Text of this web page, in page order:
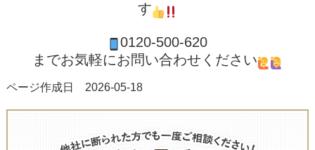
す
0120-500-620
までお気軽にお問い合わせください
ページ作成日 2026-05-18